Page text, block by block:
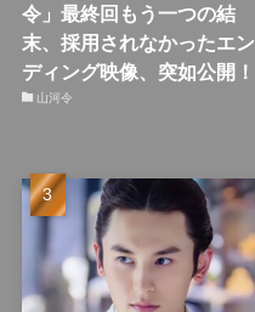
令」最終回もう一つの結
末、採用されなかったエン
ディング映像、突如公開！
山河令